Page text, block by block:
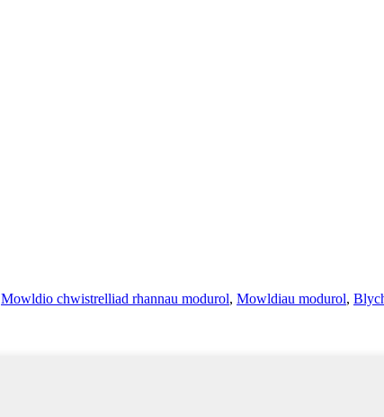
Mowldio chwistrelliad rhannau modurol, Mowldiau modurol,